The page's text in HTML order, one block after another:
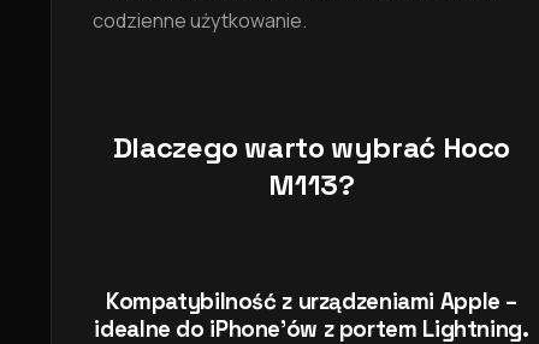
codzienne użytkowanie.
Dlaczego warto wybrać Hoco
M113?
Kompatybilność z urządzeniami Apple –
idealne do iPhone’ów z portem Lightning.